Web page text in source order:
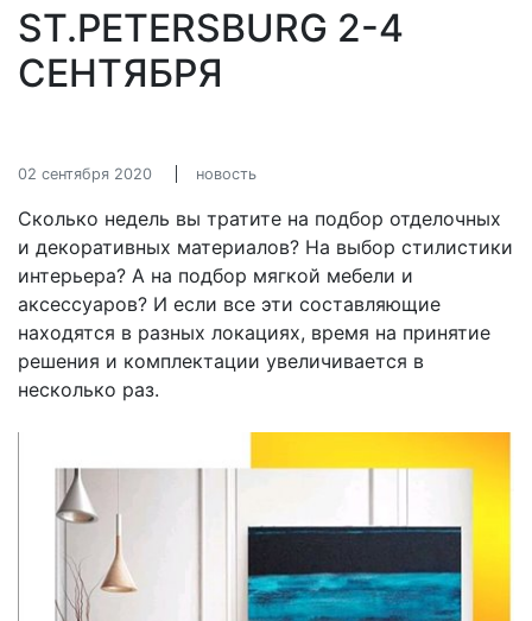
ST.PETERSBURG 2-4
СЕНТЯБРЯ
02 сентября 2020 новость
Сколько недель вы тратите на подбор отделочных
и декоративных материалов? На выбор стилистики
интерьера? А на подбор мягкой мебели и
аксессуаров? И если все эти составляющие
находятся в разных локациях, время на принятие
решения и комплектации увеличивается в
несколько раз.